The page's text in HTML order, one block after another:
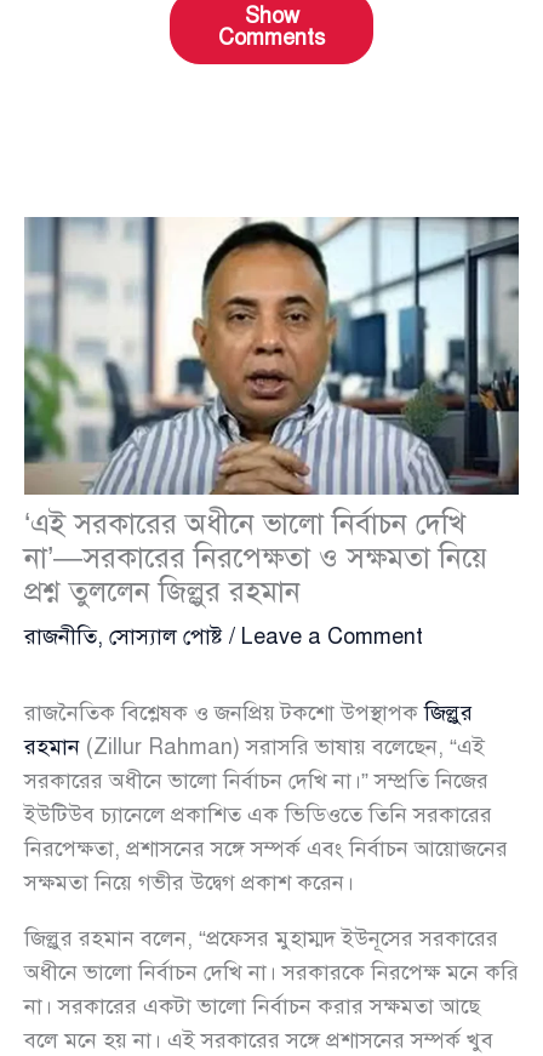
Show
Comments
‘এই সরকারের অধীনে ভালো নির্বাচন দেখি
না’—সরকারের নিরপেক্ষতা ও সক্ষমতা নিয়ে
প্রশ্ন তুললেন জিল্লুর রহমান
রাজনীতি, সোস্যাল পোষ্ট / Leave a Comment
রাজনৈতিক বিশ্লেষক ও জনপ্রিয় টকশো উপস্থাপকজিল্লুর
রহমান (Zillur Rahman) সরাসরি ভাষায় বলেছেন, “এই
সরকারের অধীনে ভালো নির্বাচন দেখি না।” সম্প্রতি নিজের
ইউটিউব চ্যানেলে প্রকাশিত এক ভিডিওতে তিনি সরকারের
নিরপেক্ষতা, প্রশাসনের সঙ্গে সম্পর্ক এবং নির্বাচন আয়োজনের
সক্ষমতা নিয়ে গভীর উদ্বেগ প্রকাশ করেন।
জিল্লুর রহমান বলেন, “প্রফেসর মুহাম্মদ ইউনূসের সরকারের
অধীনে ভালো নির্বাচন দেখি না। সরকারকে নিরপেক্ষ মনে করি
না। সরকারের একটা ভালো নির্বাচন করার সক্ষমতা আছে
বলে মনে হয় না। এই সরকারের সঙ্গে প্রশাসনের সম্পর্ক খুব